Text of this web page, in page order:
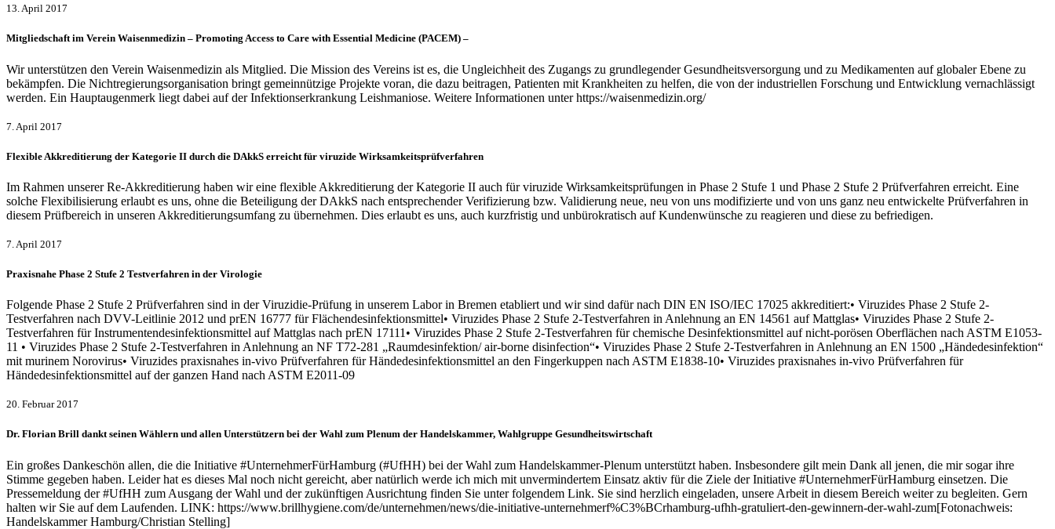
13. April 2017
Mitgliedschaft im Verein Waisenmedizin – Promoting Access to Care with Essential Medicine (PACEM) –
Wir unterstützen den Verein Waisenmedizin als Mitglied. Die Mission des Vereins ist es, die Ungleichheit des Zugangs zu grundlegender Gesundheitsversorgung und zu Medikamenten auf globaler Ebene zu
bekämpfen. Die Nichtregierungsorganisation bringt gemeinnützige Projekte voran, die dazu beitragen, Patienten mit Krankheiten zu helfen, die von der industriellen Forschung und Entwicklung vernachlässigt
werden. Ein Hauptaugenmerk liegt dabei auf der Infektionserkrankung Leishmaniose. Weitere Informationen unter https://waisenmedizin.org/
7. April 2017
Flexible Akkreditierung der Kategorie II durch die DAkkS erreicht für viruzide Wirksamkeitsprüfverfahren
Im Rahmen unserer Re-Akkreditierung haben wir eine flexible Akkreditierung der Kategorie II auch für viruzide Wirksamkeitsprüfungen in Phase 2 Stufe 1 und Phase 2 Stufe 2 Prüfverfahren erreicht. Eine
solche Flexibilisierung erlaubt es uns, ohne die Beteiligung der DAkkS nach entsprechender Verifizierung bzw. Validierung neue, neu von uns modifizierte und von uns ganz neu entwickelte Prüfverfahren in
diesem Prüfbereich in unseren Akkreditierungsumfang zu übernehmen. Dies erlaubt es uns, auch kurzfristig und unbürokratisch auf Kundenwünsche zu reagieren und diese zu befriedigen.
7. April 2017
Praxisnahe Phase 2 Stufe 2 Testverfahren in der Virologie
Folgende Phase 2 Stufe 2 Prüfverfahren sind in der Viruzidie-Prüfung in unserem Labor in Bremen etabliert und wir sind dafür nach DIN EN ISO/IEC 17025 akkreditiert:• Viruzides Phase 2 Stufe 2-
Testverfahren nach DVV-Leitlinie 2012 und prEN 16777 für Flächendesinfektionsmittel• Viruzides Phase 2 Stufe 2-Testverfahren in Anlehnung an EN 14561 auf Mattglas• Viruzides Phase 2 Stufe 2-
Testverfahren für Instrumentendesinfektionsmittel auf Mattglas nach prEN 17111• Viruzides Phase 2 Stufe 2-Testverfahren für chemische Desinfektionsmittel auf nicht-porösen Oberflächen nach ASTM E1053-
11 • Viruzides Phase 2 Stufe 2-Testverfahren in Anlehnung an NF T72-281 „Raumdesinfektion/ air-borne disinfection“• Viruzides Phase 2 Stufe 2-Testverfahren in Anlehnung an EN 1500 „Händedesinfektion“
mit murinem Norovirus• Viruzides praxisnahes in-vivo Prüfverfahren für Händedesinfektionsmittel an den Fingerkuppen nach ASTM E1838-10• Viruzides praxisnahes in-vivo Prüfverfahren für
Händedesinfektionsmittel auf der ganzen Hand nach ASTM E2011-09
20. Februar 2017
Dr. Florian Brill dankt seinen Wählern und allen Unterstützern bei der Wahl zum Plenum der Handelskammer, Wahlgruppe Gesundheitswirtschaft
Ein großes Dankeschön allen, die die Initiative #UnternehmerFürHamburg (#UfHH) bei der Wahl zum Handelskammer-Plenum unterstützt haben. Insbesondere gilt mein Dank all jenen, die mir sogar ihre
Stimme gegeben haben. Leider hat es dieses Mal noch nicht gereicht, aber natürlich werde ich mich mit unvermindertem Einsatz aktiv für die Ziele der Initiative #UnternehmerFürHamburg einsetzen. Die
Pressemeldung der #UfHH zum Ausgang der Wahl und der zukünftigen Ausrichtung finden Sie unter folgendem Link. Sie sind herzlich eingeladen, unsere Arbeit in diesem Bereich weiter zu begleiten. Gern
halten wir Sie auf dem Laufenden. LINK: https://www.brillhygiene.com/de/unternehmen/news/die-initiative-unternehmerf%C3%BCrhamburg-ufhh-gratuliert-den-gewinnern-der-wahl-zum[Fotonachweis:
Handelskammer Hamburg/Christian Stelling]